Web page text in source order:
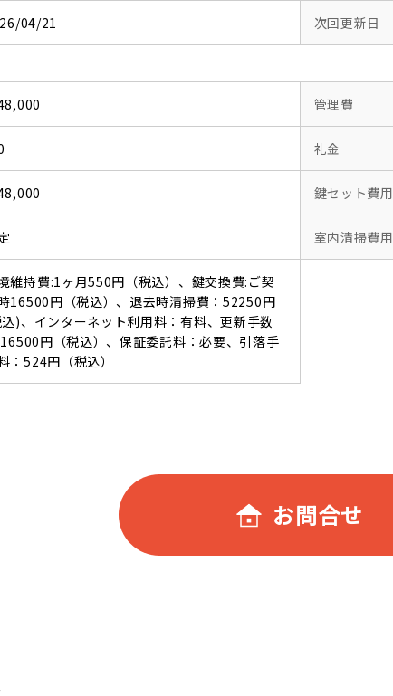
04/21 次回更新日
管理費
礼金
鍵セット費用
室内清掃費用
維持費:1ヶ月550円（税込）、鍵交換費:ご契
16500円（税込）、退去時清掃費：52250円
)、インターネット利用料：有料、更新手数
円（税込）、保証委託料：必要、引落手
：524円（税込）
お問合せ